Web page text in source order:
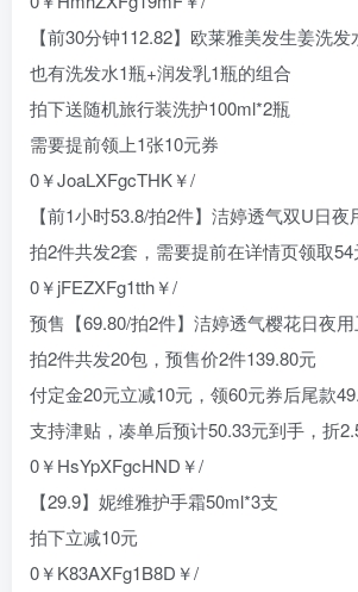
【前30分钟112.82】欧莱雅美发生姜洗
也有洗发水1瓶+润发乳1瓶的组合
拍下送随机旅行装洗护100ml*2瓶
需要提前领上1张10元券
0￥JoaLXFgcTHK￥/
【前1小时53.8/拍2件】洁婷透气双U日
拍2件共发2套，需要提前在详情页领取54
0￥jFEZXFg1tth￥/
预售【69.80/拍2件】洁婷透气樱花日夜
拍2件共发20包，预售价2件139.80元
付定金20元立减10元，领60元券后尾款
支持津贴，凑单后预计50.33元到手，折
0￥HsYpXFgcHND￥/
【29.9】妮维雅护手霜50ml*3支
拍下立减10元
0￥K83AXFg1B8D￥/